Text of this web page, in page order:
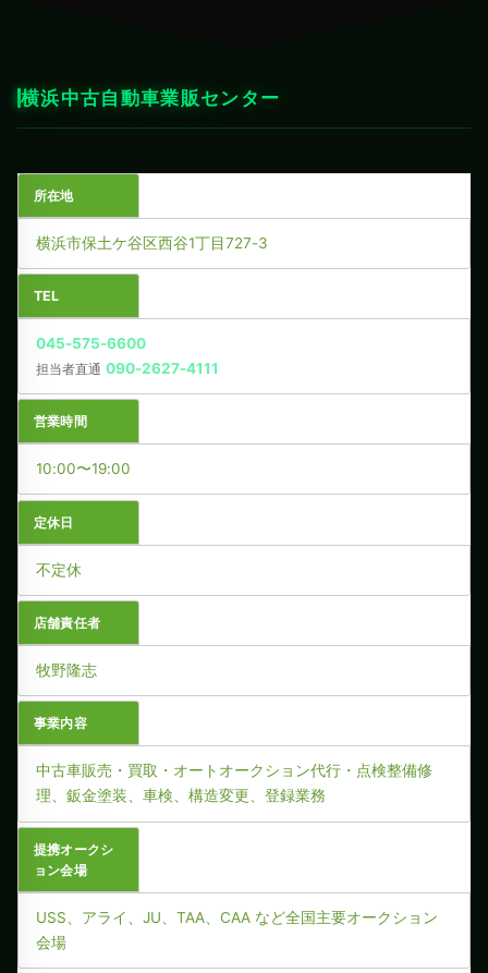
横浜中古自動車業販センター
所在地
横浜市保土ケ谷区西谷1丁目727-3
TEL
045-575-6600
担当者直通 090-2627-4111
営業時間
10:00〜19:00
定休日
不定休
店舗責任者
牧野隆志
事業内容
中古車販売・買取・オートオークション代行・点検整備修
理、鈑金塗装、車検、構造変更、登録業務
提携オークシ
ョン会場
USS、アライ、JU、TAA、CAA など全国主要オークション
会場